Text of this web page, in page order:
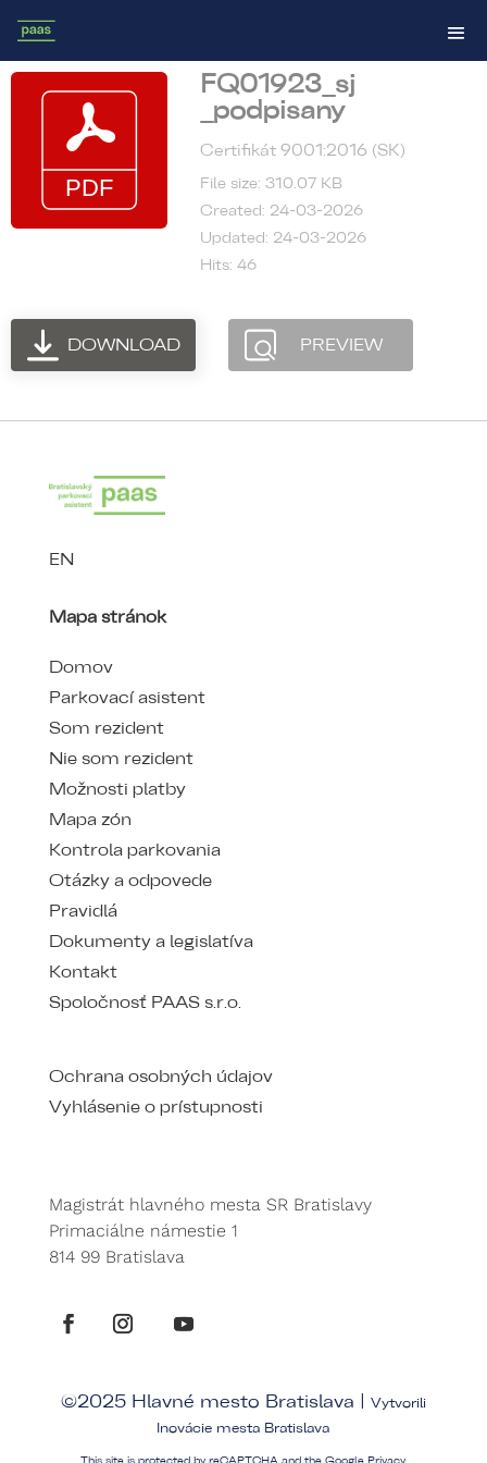
FQ01923_sj
_podpisany
Certifikát 9001:2016 (SK)
File size: 310.07 KB
Created: 24-03-2026
Updated: 24-03-2026
Hits: 46
DOWNLOAD PREVIEW
EN
Mapa stránok
Domov
Parkovací asistent
Som rezident
Nie som rezident
Možnosti platby
Mapa zón
Kontrola parkovania
Otázky a odpovede
Pravidlá
Dokumenty a legislatíva
Kontakt
Spoločnosť PAAS s.r.o.
Ochrana osobných údajov
Vyhlásenie o prístupnosti
Magistrát hlavného mesta SR Bratislavy
Primaciálne námestie 1
814 99 Bratislava
©2025 Hlavné mesto Bratislava |
Vytvorili
Inovácie mesta Bratislava
This site is protected by reCAPTCHA and the Google Privacy